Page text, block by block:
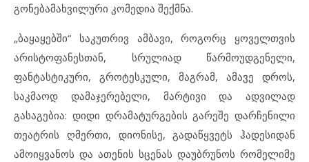
გონებამახვილური კომედია შექმნა.
„ბაყაყებში“ საკუთრივ ამბავი, როგორც ყოველთვის
არისტოფანესთან, სრულიად წარმოუდგენელი,
ფანტასტიკური, გროტესკული, მაგრამ, ამავე დროს,
საკმაოდ დამაჯერებელი, მარტივი და ადვილად
გასაგებია: დიდი დრამატურგების გარეშე დარჩენილი
თეატრის ღმერთი, დიონისე, გადაწყვეტს ჰადესიდან
ამოიყვანოს და ათენის სცენას დაუბრუნოს რომელიმე